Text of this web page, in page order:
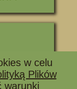
w celu
Plików
warunki